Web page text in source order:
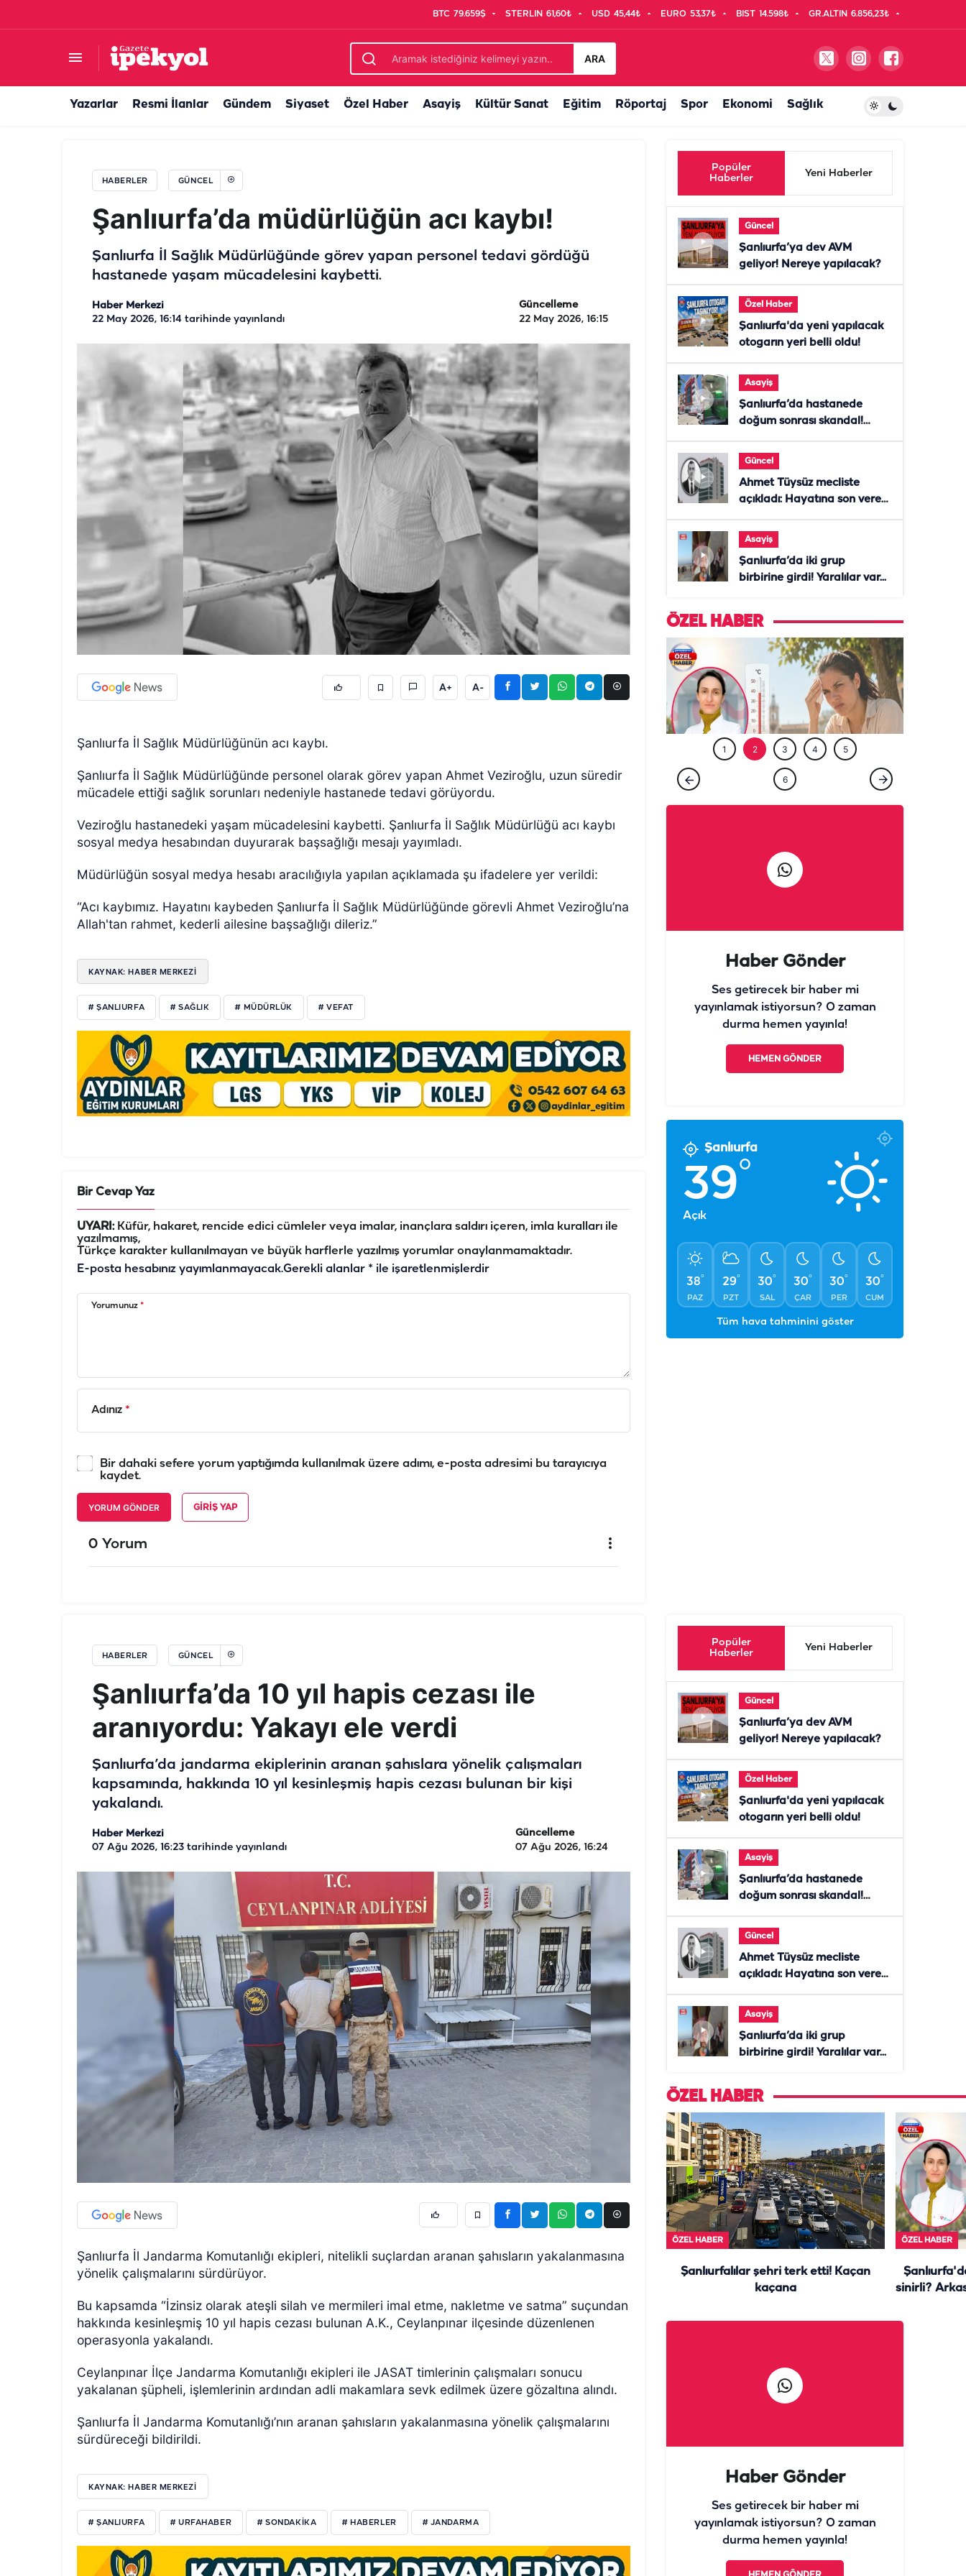
BTC 79.659$ STERLIN 61,60₺ USD 45,44₺ EURO 53,37₺ BIST 14.598₺ GR.ALTIN 6.856,23₺
ARA
Yazarlar Resmi İlanlar Gündem Siyaset Özel Haber Asayiş Kültür Sanat Eğitim Röportaj Spor Ekonomi Sağlık
HABERLER GÜNCEL
Şanlıurfa’da müdürlüğün acı kaybı!
Şanlıurfa İl Sağlık Müdürlüğünde görev yapan personel tedavi gördüğü
hastanede yaşam mücadelesini kaybetti.
Haber Merkezi
22 May 2026, 16:14 tarihinde yayınlandı
Güncelleme
22 May 2026, 16:15
A+ A-
Şanlıurfa İl Sağlık Müdürlüğünün acı kaybı.
Şanlıurfa İl Sağlık Müdürlüğünde personel olarak görev yapan Ahmet Veziroğlu, uzun süredir
mücadele ettiği sağlık sorunları nedeniyle hastanede tedavi görüyordu.
Veziroğlu hastanedeki yaşam mücadelesini kaybetti. Şanlıurfa İl Sağlık Müdürlüğü acı kaybı
sosyal medya hesabından duyurarak başsağlığı mesajı yayımladı.
Müdürlüğün sosyal medya hesabı aracılığıyla yapılan açıklamada şu ifadelere yer verildi:
“Acı kaybımız. Hayatını kaybeden Şanlıurfa İl Sağlık Müdürlüğünde görevli Ahmet Veziroğlu’na
Allah'tan rahmet, kederli ailesine başsağlığı dileriz.”
KAYNAK: HABER MERKEZİ
# ŞANLIURFA # SAĞLIK # MÜDÜRLÜK # VEFAT
Bir Cevap Yaz
UYARI:Küfür, hakaret, rencide edici cümleler veya imalar, inançlara saldırı içeren, imla kuralları ile
yazılmamış,
Türkçe karakter kullanılmayan ve büyük harflerle yazılmış yorumlar onaylanmamaktadır.
E-posta hesabınız yayımlanmayacak.Gerekli alanlar * ile işaretlenmişlerdir
Yorumunuz *
Adınız *
Bir dahaki sefere yorum yaptığımda kullanılmak üzere adımı, e-posta adresimi bu tarayıcıya
kaydet.
YORUM GÖNDER GIRIŞ YAP
0 Yorum
Popüler
Haberler
Yeni Haberler
Güncel
Şanlıurfa’ya dev AVM
geliyor! Nereye yapılacak?
Özel Haber
Şanlıurfa'da yeni yapılacak
otogarın yeri belli oldu!
Asayiş
Şanlıurfa’da hastanede
doğum sonrası skandal!
Güncel
Ahmet Tüysüz mecliste
açıkladı: Hayatına son veren
ölmezdim" notunu bıraktı
Asayiş
Şanlıurfa’da iki grup
birbirine girdi! Yaralılar var...
ÖZEL HABER
ÖZEL HABER ÖZEL HABER
Şanlıurfa'da neden herkes bu kadar
1 2 3 4 5
6
Haber Gönder
Ses getirecek bir haber mi
yayınlamak istiyorsun? O zaman
durma hemen yayınla!
HEMEN GÖNDER
Şanlıurfa
39°
Açık
38°
PAZ
29°
PZT
30°
SAL
30°
ÇAR
30°
PER
30°
CUM
Tüm hava tahminini göster
HABERLER GÜNCEL
Şanlıurfa’da 10 yıl hapis cezası ile
aranıyordu: Yakayı ele verdi
Şanlıurfa’da jandarma ekiplerinin aranan şahıslara yönelik çalışmaları
kapsamında, hakkında 10 yıl kesinleşmiş hapis cezası bulunan bir kişi
yakalandı.
Haber Merkezi
07 Ağu 2026, 16:23 tarihinde yayınlandı
Güncelleme
07 Ağu 2026, 16:24
Şanlıurfa İl Jandarma Komutanlığı ekipleri, nitelikli suçlardan aranan şahısların yakalanmasına
yönelik çalışmalarını sürdürüyor.
Bu kapsamda “İzinsiz olarak ateşli silah ve mermileri imal etme, nakletme ve satma” suçundan
hakkında kesinleşmiş 10 yıl hapis cezası bulunan A.K., Ceylanpınar ilçesinde düzenlenen
operasyonla yakalandı.
Ceylanpınar İlçe Jandarma Komutanlığı ekipleri ile JASAT timlerinin çalışmaları sonucu
yakalanan şüpheli, işlemlerinin ardından adli makamlara sevk edilmek üzere gözaltına alındı.
Şanlıurfa İl Jandarma Komutanlığı’nın aranan şahısların yakalanmasına yönelik çalışmalarını
sürdüreceği bildirildi.
KAYNAK: HABER MERKEZI
# ŞANLIURFA # URFAHABER # SONDAKIKA # HABERLER # JANDARMA
Popüler
Haberler
Yeni Haberler
Güncel
Şanlıurfa’ya dev AVM
geliyor! Nereye yapılacak?
Özel Haber
Şanlıurfa'da yeni yapılacak
otogarın yeri belli oldu!
Asayiş
Şanlıurfa’da hastanede
doğum sonrası skandal!
Güncel
Ahmet Tüysüz mecliste
açıkladı: Hayatına son veren
ölmezdim" notunu bıraktı
Asayiş
Şanlıurfa’da iki grup
birbirine girdi! Yaralılar var...
ÖZEL HABER
ÖZEL HABER
Şanlıurfalılar şehri terk etti! Kaçan
kaçana
ÖZEL HABER
sinirli?
Haber Gönder
Ses getirecek bir haber mi
yayınlamak istiyorsun? O zaman
durma hemen yayınla!